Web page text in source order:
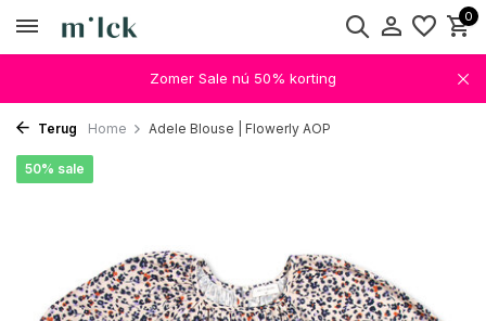
0
Zomer Sale nú 50% korting
Terug Home Adele Blouse | Flowerly AOP
50% sale